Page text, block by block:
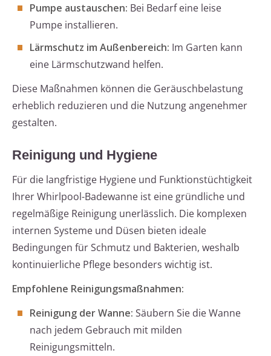
Pumpe austauschen: Bei Bedarf eine leise
Pumpe installieren.
Lärmschutz im Außenbereich: Im Garten kann
eine Lärmschutzwand helfen.
Diese Maßnahmen können die Geräuschbelastung
erheblich reduzieren und die Nutzung angenehmer
gestalten.
Reinigung und Hygiene
Für die langfristige Hygiene und Funktionstüchtigkeit
Ihrer Whirlpool-Badewanne ist eine gründliche und
regelmäßige Reinigung unerlässlich. Die komplexen
internen Systeme und Düsen bieten ideale
Bedingungen für Schmutz und Bakterien, weshalb
kontinuierliche Pflege besonders wichtig ist.
Empfohlene Reinigungsmaßnahmen:
Reinigung der Wanne: Säubern Sie die Wanne
nach jedem Gebrauch mit milden
Reinigungsmitteln.